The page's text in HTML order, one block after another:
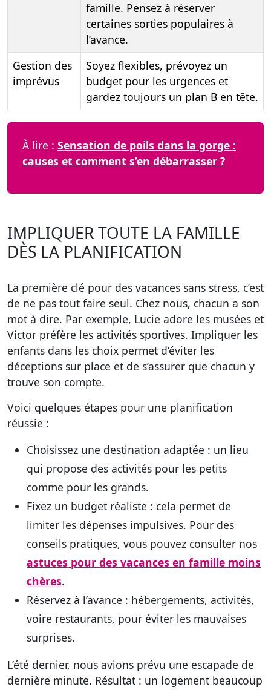
famille. Pensez à réserver
certaines sorties populaires à
l’avance.
Gestion des
imprévus
Soyez flexibles, prévoyez un
budget pour les urgences et
gardez toujours un plan B en tête.
À lire : Sensation de poils dans la gorge :
causes et comment s’en débarrasser ?
IMPLIQUER TOUTE LA FAMILLE
DÈS LA PLANIFICATION
La première clé pour des vacances sans stress, c’est
de ne pas tout faire seul. Chez nous, chacun a son
mot à dire. Par exemple, Lucie adore les musées et
Victor préfère les activités sportives. Impliquer les
enfants dans les choix permet d’éviter les
déceptions sur place et de s’assurer que chacun y
trouve son compte.
Voici quelques étapes pour une planification
réussie :
Choisissez une destination adaptée : un lieu
qui propose des activités pour les petits
comme pour les grands.
Fixez un budget réaliste : cela permet de
limiter les dépenses impulsives. Pour des
conseils pratiques, vous pouvez consulter nos
astuces pour des vacances en famille moins
chères.
Réservez à l’avance : hébergements, activités,
voire restaurants, pour éviter les mauvaises
surprises.
L’été dernier, nous avions prévu une escapade de
dernière minute. Résultat : un logement beaucoup